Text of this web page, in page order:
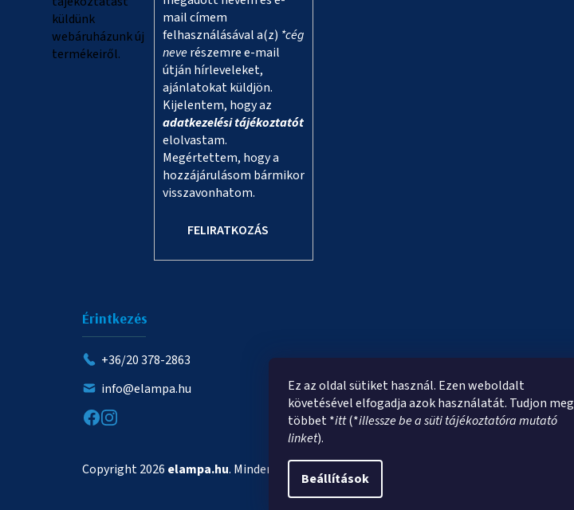
Ez az oldal sütiket használ. Ezen weboldalt
követésével elfogadja azok használatát. Tudjon meg
többet *itt(*illessze be a süti tájékoztatóra mutató
linket).
Beállítások
küldünk
webáruházunk új
termékeiről.
mail címem
felhasználásával a(z) *cég
neverészemre e-mail
útján hírleveleket,
ajánlatokat küldjön.
Kijelentem, hogy az
adatkezelési tájékoztatót
elolvastam.
Megértettem, hogy a
hozzájárulásom bármikor
visszavonhatom.
FELIRATKOZÁS
Érintkezés
+36/20 378-2863
info@elampa.hu
Copyright 2026 elampa.hu. Minden jog fenntartva.